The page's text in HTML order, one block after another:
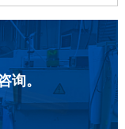
询。